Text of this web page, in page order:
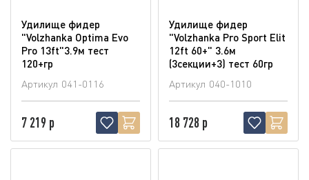
Удилище фидер
"Volzhanka Optima Evo
Pro 13ft"3.9м тест
120+гр
Артикул 041-0116
7 219 р
Удилище фидер
"Volzhanka Pro Sport Elit
12ft 60+" 3.6м
(3секции+3) тест 60гр
Артикул 040-1010
18 728 р